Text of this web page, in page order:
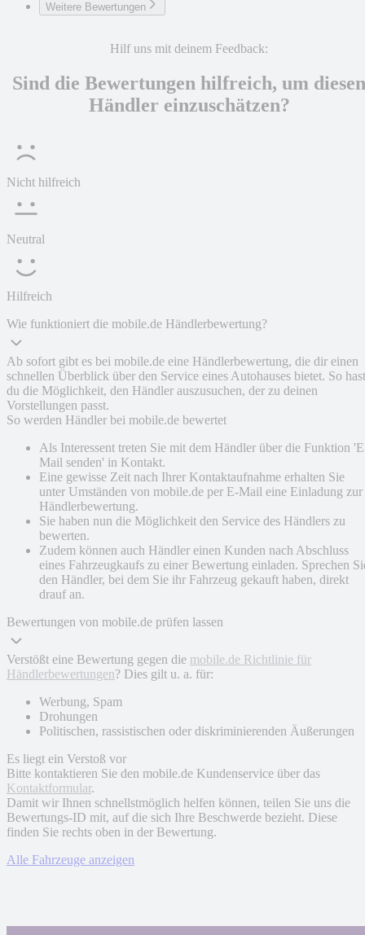
Weitere Bewertungen
Hilf uns mit deinem Feedback:
Sind die Bewertungen hilfreich, um diesen
Händler einzuschätzen?
Nicht hilfreich
Neutral
Hilfreich
Wie funktioniert die mobile.de Händlerbewertung?
Ab sofort gibt es bei mobile.de eine Händlerbewertung, die dir einen
schnellen Überblick über den Service eines Autohauses bietet. So hast
du die Möglichkeit, den Händler auszusuchen, der zu deinen
Vorstellungen passt.
So werden Händler bei mobile.de bewertet
Als Interessent treten Sie mit dem Händler über die Funktion
Mail senden' in Kontakt.
Eine gewisse Zeit nach Ihrer Kontaktaufnahme erhalten Sie
unter Umständen von mobile.de per E-Mail eine Einladung zur
Händlerbewertung.
Sie haben nun die Möglichkeit den Service des Händlers zu
bewerten.
Zudem können auch Händler einen Kunden nach Abschluss
eines Fahrzeugkaufs zu einer Bewertung einladen. Sprechen
den Händler, bei dem Sie ihr Fahrzeug gekauft haben, direkt
drauf an.
Bewertungen von mobile.de prüfen lassen
Verstößt eine Bewertung gegen die mobile.de Richtlinie für
Händlerbewertungen? Dies gilt u. a. für:
Werbung, Spam
Drohungen
Politischen, rassistischen oder diskriminierenden Äußerungen
Es liegt ein Verstoß vor
Bitte kontaktieren Sie den mobile.de Kundenservice über das
Kontaktformular.
Damit wir Ihnen schnellstmöglich helfen können, teilen Sie uns die
Bewertungs-ID mit, auf die sich Ihre Beschwerde bezieht. Diese
finden Sie rechts oben in der Bewertung.
Alle Fahrzeuge anzeigen